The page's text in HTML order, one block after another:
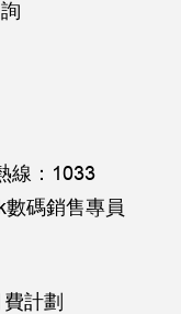
線：1033
數碼銷售專員
計劃